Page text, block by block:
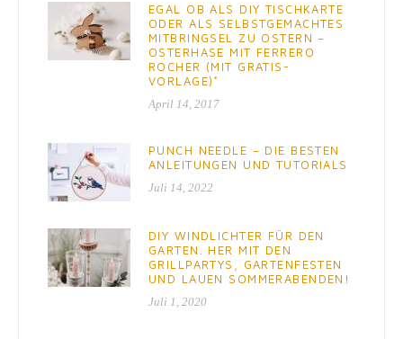
EGAL OB ALS DIY TISCHKARTE
ODER ALS SELBSTGEMACHTES
MITBRINGSEL ZU OSTERN –
OSTERHASE MIT FERRERO
ROCHER (MIT GRATIS-
VORLAGE)*
April 14, 2017
PUNCH NEEDLE – DIE BESTEN
ANLEITUNGEN UND TUTORIALS
Juli 14, 2022
DIY WINDLICHTER FÜR DEN
GARTEN. HER MIT DEN
GRILLPARTYS, GARTENFESTEN
UND LAUEN SOMMERABENDEN!
Juli 1, 2020